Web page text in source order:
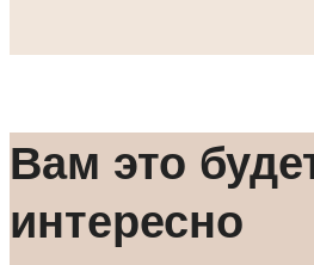
Вам это
интересно